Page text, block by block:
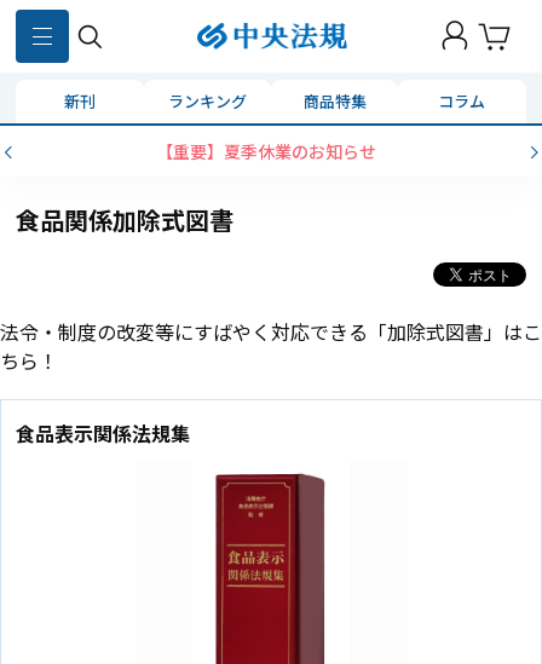
新刊 ランキング 商品特集 コラム
【重要】夏季休業のお知らせ
食品関係加除式図書
法令・制度の改変等にすばやく対応できる「加除式図書」はこ
ちら！
食品表示関係法規集